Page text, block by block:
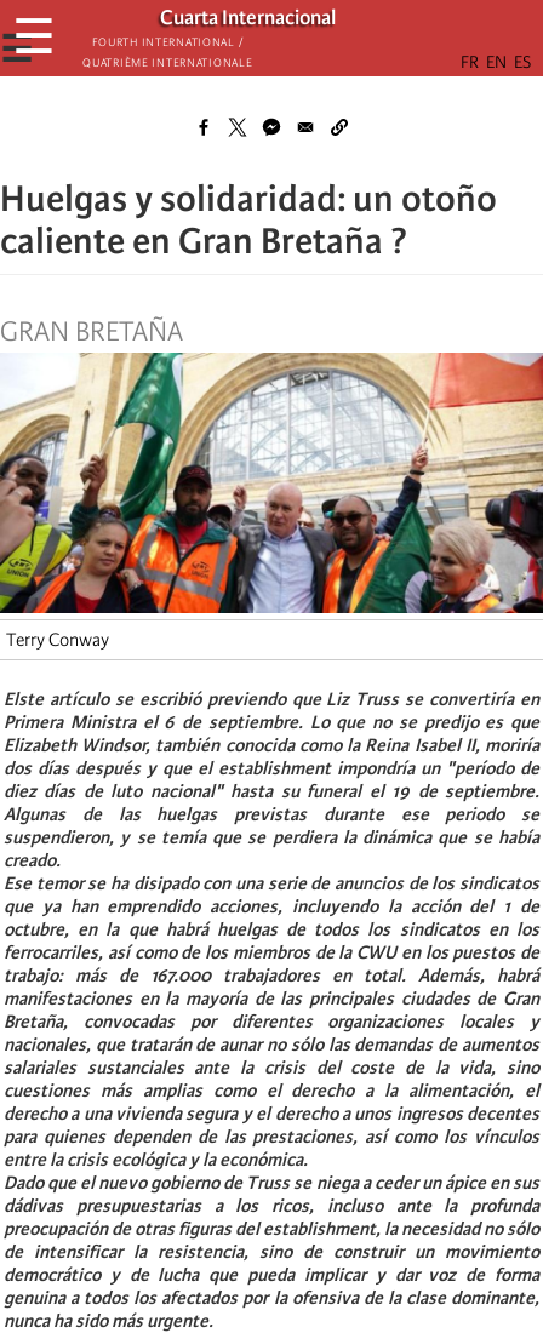
Skip
to
main
Cuarta Internacional
Fourth International /
Quatrième internationale
☰
☰
Huelgas y solidaridad: un otoño
caliente en Gran Bretaña ?
GRAN BRETAÑA
Terry Conway
Elste artículo se escribió previendo que Liz Truss se convertiría en
Primera Ministra el 6 de septiembre. Lo que no se predijo es que
Elizabeth Windsor, también conocida como la Reina Isabel II, moriría
dos días después y que el establishment impondría un "período de
diez días de luto nacional" hasta su funeral el 19 de septiembre.
Algunas de las huelgas previstas durante ese periodo se
suspendieron, y se temía que se perdiera la dinámica que se había
creado.
Ese temor se ha disipado con una serie de anuncios de los sindicatos
que ya han emprendido acciones, incluyendo la acción del 1 de
octubre, en la que habrá huelgas de todos los sindicatos en los
ferrocarriles, así como de los miembros de la CWU en los puestos de
trabajo: más de 167.000 trabajadores en total. Además, habrá
manifestaciones en la mayoría de las principales ciudades de Gran
Bretaña, convocadas por diferentes organizaciones locales y
nacionales, que tratarán de aunar no sólo las demandas de aumentos
salariales sustanciales ante la crisis del coste de la vida, sino
cuestiones más amplias como el derecho a la alimentación, el
derecho a una vivienda segura y el derecho a unos ingresos decentes
para quienes dependen de las prestaciones, así como los vínculos
entre la crisis ecológica y la económica.
Dado que el nuevo gobierno de Truss se niega a ceder un ápice en sus
dádivas presupuestarias a los ricos, incluso ante la profunda
preocupación de otras figuras del establishment, la necesidad no sólo
de intensificar la resistencia, sino de construir un movimiento
democrático y de lucha que pueda implicar y dar voz de forma
genuina a todos los afectados por la ofensiva de la clase dominante,
nunca ha sido más urgente.